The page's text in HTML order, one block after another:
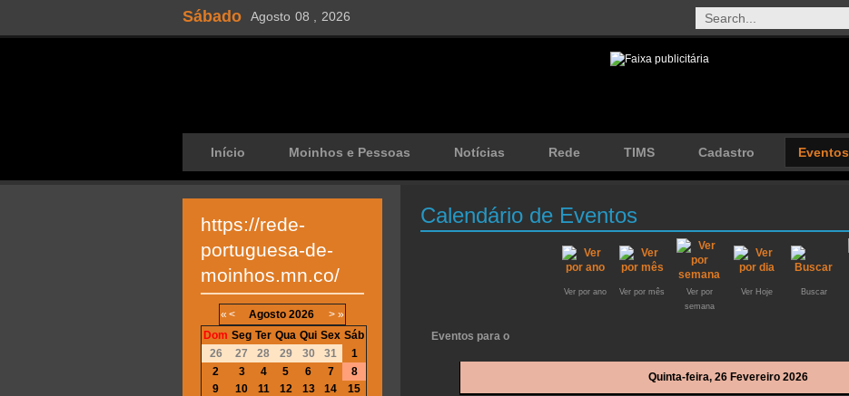
Sábado Agosto 08 , 2026
Início Moinhos e Pessoas Notícias Rede TIMS Cadastro Eventos
Calendário de Eventos
Ver por ano Ver por mês
Ver por
semana
Ver Hoje Buscar
Eventos para o
Quinta-feira, 26 Fevereiro 2026
https://rede-
portuguesa-de-
moinhos.mn.co/
« < Agosto 2026 > »
Dom Seg Ter Qua Qui Sex Sáb
26
27 28 29 30 31
1
2
3 4 5 6 7
8
9
10 11 12 13 14
15